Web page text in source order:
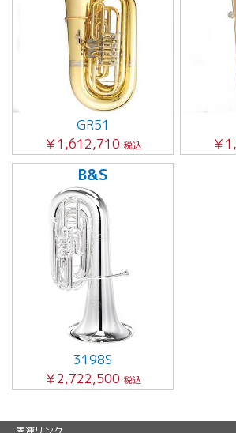
GR51
￥1,612,710 税込
￥
B&S
3198S
￥2,722,500 税込